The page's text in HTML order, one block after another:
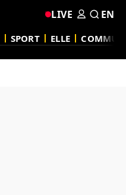
SPORT ELLE
LIVE EN